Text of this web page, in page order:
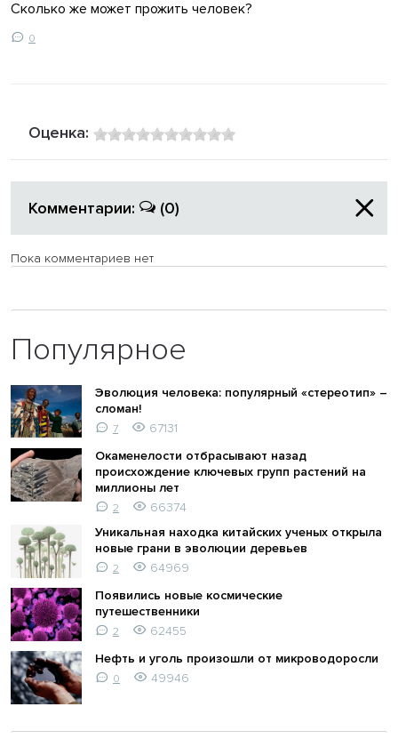
Сколько же может прожить человек?
0
Оценка:
Комментарии: (0)
Пока комментариев нет
Популярное
Эволюция человека: популярный «стереотип» –
сломан!
7
67131
Окаменелости отбрасывают назад
происхождение ключевых групп растений на
миллионы лет
2
66374
Уникальная находка китайских ученых открыла
новые грани в эволюции деревьев
2
64969
Появились новые космические
путешественники
2
62455
Нефть и уголь произошли от микроводоросли
0 49946